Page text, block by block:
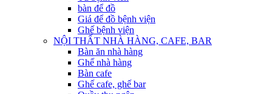
bàn để đồ
Giá để đồ bệnh viện
Ghế bệnh viện
NỘI THẤT NHÀ HÀNG, CAFE, BAR
Bàn ăn nhà hàng
Ghế nhà hàng
Bàn cafe
Ghế cafe, ghế bar